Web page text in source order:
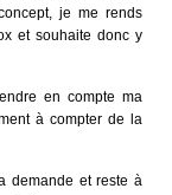
je me rends
et souhaite donc y
en compte ma
à compter de la
demande et reste à